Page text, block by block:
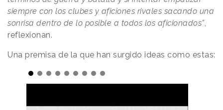
siempre con los clubes y aficiones rivales sacando una
sonrisa dentro de lo posible a todos los aficionados”,
reflexionan.
Una premisa de la que han surgido ideas como estas: